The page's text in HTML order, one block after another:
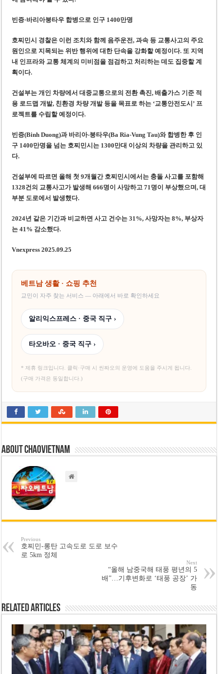
빈증·바리아붕타우 합병으로 인구 1400만명
호찌민시 경찰은 이런 조치와 함께 음주운전, 과속 등 교통사고의 주요
원인으로 지목되는 위반 행위에 대한 단속을 강화할 예정이다. 또 지역
내 인프라와 교통 체계의 미비점을 점검하고 처리하는 데도 집중할 계
획이다.
건설부는 개인 차량에서 대중교통으로의 전환 촉진, 배출가스 기준 적
용 로드맵 개발, 친환경 차량 개발 등을 목표로 하는 ‘교통안전도시’ 프
로젝트를 수립할 예정이다.
빈증(Binh Duong)과 바리아-붕타우(Ba Ria-Vung Tau)와 합병한 후 인
구 1400만명을 넘는 호찌민시는 1300만대 이상의 차량을 관리하고 있
다.
건설부에 따르면 올해 첫 9개월간 호찌민시에서는 충돌 사고를 포함해
1328건의 교통사고가 발생해 666명이 사망하고 71명이 부상했으며, 대
부분 도로에서 발생했다.
2024년 같은 기간과 비교하면 사고 건수는 31%, 사망자는 8%, 부상자
는 41% 감소했다.
Vnexpress 2025.09.25
베트남 생활 · 쇼핑 추천
교민이 자주 찾는 서비스 — 아래에서 바로 확인하세요
알리익스프레스 · 중국 직구 ›
타오바오 · 중국 직구 ›
* 제휴 링크입니다. 클릭·구매 시 씬짜오의 운영에 도움을 주시게 됩니다.
(구매 가격은 동일합니다.)
About chaovietnam
Previous
호찌민-롱탄 고속도로 도로 보수
로 5km 정체
Next
“올해 남중국해 태풍 평년의 5
배”…기후변화로 ‘태풍 공장’ 가
동
Related Articles